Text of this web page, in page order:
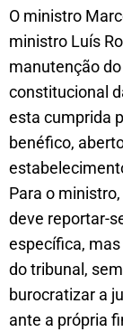
O ministro
ministro Luís
manutenção do
constitucional
esta cumprida
benéfico,
Para o
deve reportar-
específica,
do tribunal,
burocratizar a
ante a própria